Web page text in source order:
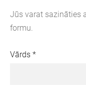
Jūs varat sazināties
formu.
Vārds *